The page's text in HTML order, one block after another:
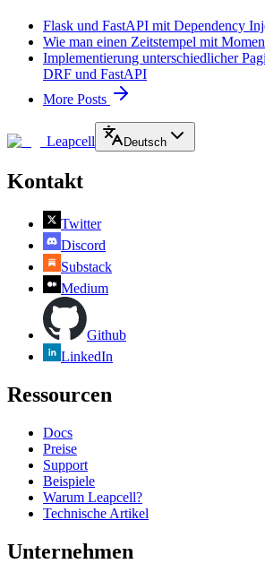
Flask und FastAPI mit Dependency
Wie man einen Zeitstempel mit
Implementierung unterschiedlicher
DRF und FastAPI
More Posts
Leapcell Deutsch
Kontakt
Twitter
Discord
Substack
Medium
Github
LinkedIn
Ressourcen
Docs
Preise
Support
Beispiele
Warum Leapcell?
Technische Artikel
Unternehmen